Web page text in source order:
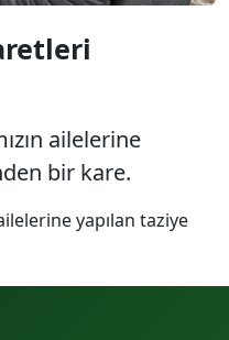
ailelerine
bir kare.
yapılan taziye